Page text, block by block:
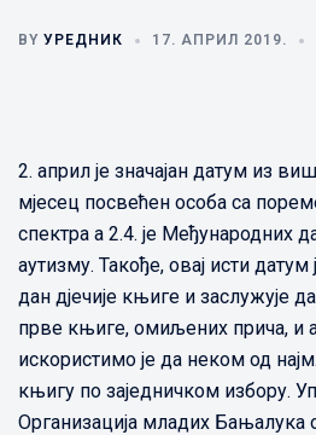
BY УРЕДНИК 17. АПРИЛ 2019.
2. април је значајан датум из
мјесец посвећен особа са
спектра а 2.4. је Међународних
аутизму. Такође, овај исти датум
дан дјечије књиге и заслужује
прве књиге, омиљених прича, и
искористимо је да неком од
књигу по заједничком избору.
Организација младих Бањалука